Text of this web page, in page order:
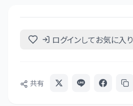
ログインしてお気に入り
共有